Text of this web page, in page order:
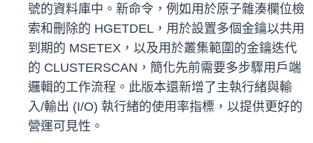
號的資料庫中。新命令，例如用於原子雜湊欄位檢
索和刪除的 HGETDEL，用於設置多個金鑰以共用
到期的 MSETEX，以及用於叢集範圍的金鑰迭代
的 CLUSTERSCAN，簡化先前需要多步驟用戶端
邏輯的工作流程。此版本還新增了主執行緒與輸
入/輸出 (I/O) 執行緒的使用率指標，以提供更好的
營運可見性。